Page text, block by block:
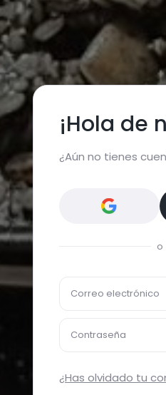
¡Hola de
¿Aún no tienes
o
Correo electrónico
Contraseña
¿Has olvidado tu